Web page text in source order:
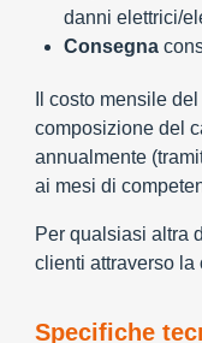
danni elettrici/
Consegna
Il costo mensile
composizione del
annualmente
ai mesi di
Per qualsiasi altra
clienti attraverso la
Specifiche